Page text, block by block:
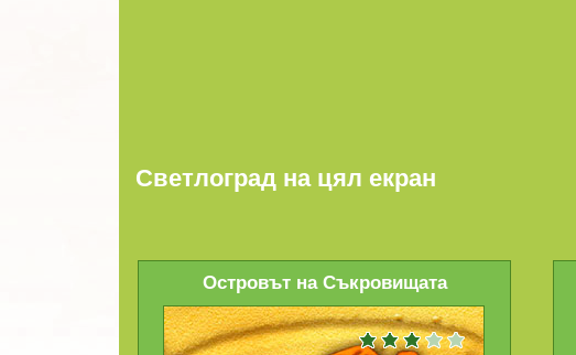
Светлоград на цял екран
Островът на Съкровищата